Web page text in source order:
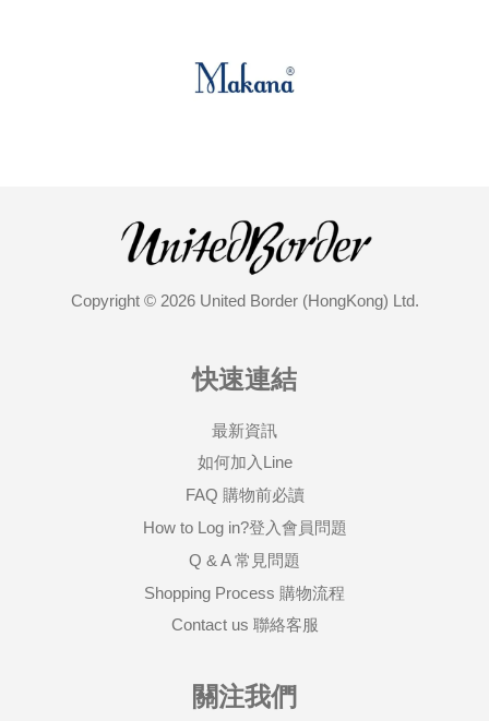
Copyright © 2026 United Border (HongKong) Ltd.
快速連結
最新資訊
如何加入Line
FAQ 購物前必讀
How to Log in?登入會員問題
Q & A 常見問題
Shopping Process 購物流程
Contact us 聯絡客服
關注我們